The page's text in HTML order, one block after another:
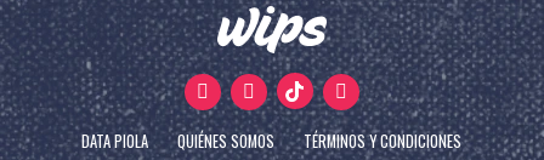
DATA PIOLA QUIÉNES SOMOS TÉRMINOS Y CONDICIONES